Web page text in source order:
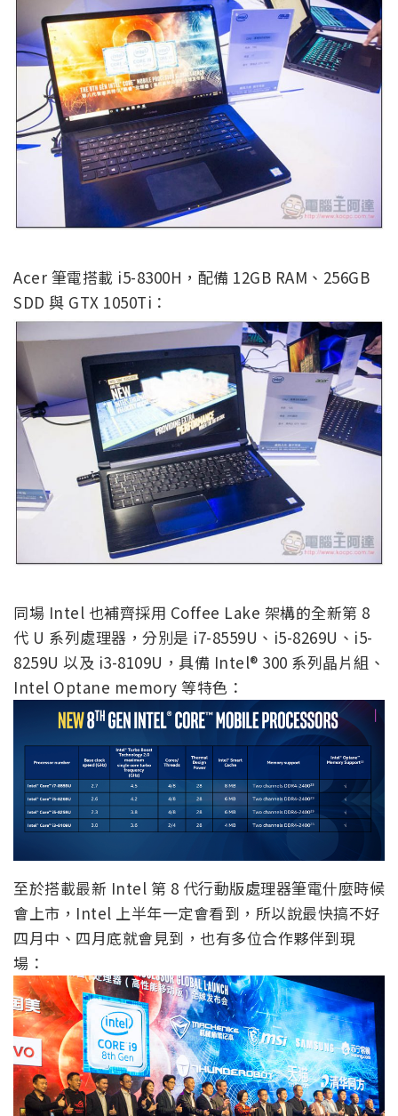
Acer 筆電搭載 i5-8300H，配備 12GB RAM、256GB
SDD 與 GTX 1050Ti：
同場 Intel 也補齊採用 Coffee Lake 架構的全新第 8
代 U 系列處理器，分別是 i7-8559U、i5-8269U、i5-
8259U 以及 i3-8109U，具備 Intel® 300 系列晶片組、
Intel Optane memory 等特色：
至於搭載最新 Intel 第 8 代行動版處理器筆電什麼時候
會上市，Intel 上半年一定會看到，所以說最快搞不好
四月中、四月底就會見到，也有多位合作夥伴到現
場：